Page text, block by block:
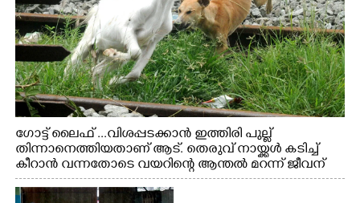
ഗോട്ട് ലൈഫ് ...വിശപ്പടക്കാൻ ഇത്തിരി പുല്ല്
തിന്നാനെത്തിയതാണ് ആട്. തെരുവ് നായ്ക്കൾ കടിച്ച്
കീറാൻ വന്നതോടെ വയറിന്റെ ആന്തൽ മറന്ന് ജീവന്
വേണ്ടിയായി ഓട്ടം. എറണാകുളം വാത്തുരുത്തിയിൽ
നിന്നുള്ള കാഴ്ച